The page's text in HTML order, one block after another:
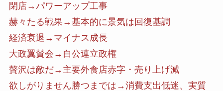
閉店→パワーアップ工事
赫々たる戦果→基本的に景気は回復基調
経済衰退→マイナス成長
大政翼賛会→自公連立政権
贅沢は敵だ→主要外食店赤字・売り上げ減
欲しがりません勝つまでは→消費支出低迷、実質